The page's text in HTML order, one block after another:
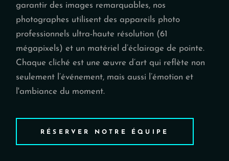
garantir des images remarquables, nos
photographes utilisent des appareils photo
professionnels ultra-haute résolution (61
mégapixels) et un matériel d’éclairage de pointe.
Chaque cliché est une œuvre d’art qui reflète non
seulement l’événement, mais aussi l’émotion et
l'ambiance du moment.
RÉSERVER NOTRE ÉQUIPE